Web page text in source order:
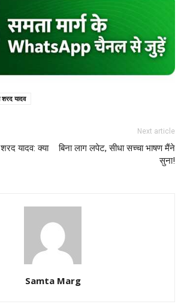
शरद यादव
यादव: क्या
Next article
बिना लाग लपेट, सीधा सच्चा भाषण मैंने
सुना!
Samta Marg